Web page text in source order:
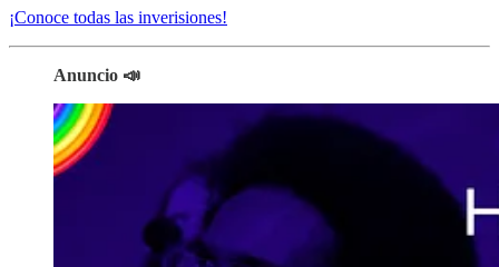
¡Conoce todas las inverisiones!
Anuncio 📣